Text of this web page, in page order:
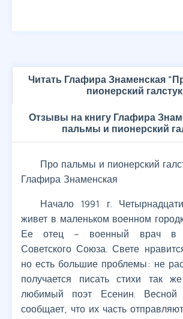
Читать Глафира Знаменская
пионерский галстук
Отзывы на книгу Глафира
пальмы и пионерский
Про пальмы и пионерский
Глафира Знаменская
Начало 1991 г.
живет в маленьком военном
Ее отец – военный врач в
Советского Союза. Свете
но есть большие проблемы: не
получается писать стихи так
любимый поэт Есенин. Весной
сообщает, что их часть